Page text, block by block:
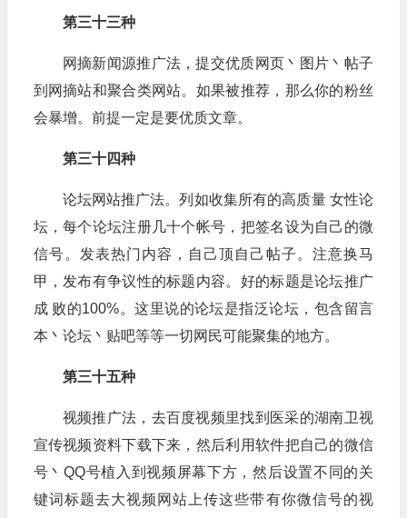
第三十三种
网摘新闻源推广法，提交优质网页丶图片丶帖子
到网摘站和聚合类网站。如果被推荐，那么你的粉丝
会暴增。前提一定是要优质文章。
第三十四种
论坛网站推广法。列如收集所有的高质量 女性论
坛，每个论坛注册几十个帐号，把签名设为自己的微
信号。发表热门内容，自己顶自己帖子。注意换马
甲，发布有争议性的标题内容。好的标题是论坛推广
成 败的100%。这里说的论坛是指泛论坛，包含留言
本丶论坛丶贴吧等等一切网民可能聚集的地方。
第三十五种
视频推广法，去百度视频里找到医采的湖南卫视
宣传视频资料下载下来，然后利用软件把自己的微信
号丶QQ号植入到视频屏幕下方，然后设置不同的关
键词标题去大视频网站上传这些带有你微信号的视